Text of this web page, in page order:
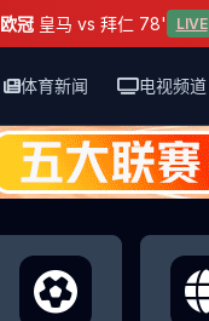
欧冠皇马 vs 拜仁 78' LIVE
体育新闻 电视频道